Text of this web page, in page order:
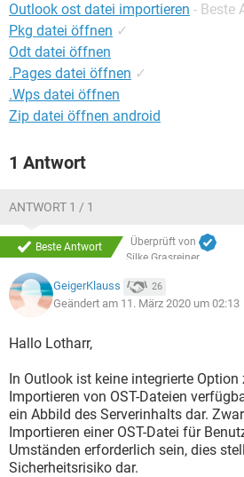
Outlook ost datei importieren - Beste
Pkg datei öffnen ✓
Odt datei öffnen
.Pages datei öffnen ✓
.Wps datei öffnen
Zip datei öffnen android
1 Antwort
ANTWORT 1 / 1
Beste Antwort
Überprüft von
Silke Grasreiner
GeigerKlauss 26
Geändert am 11. März 2020 um 02:13
Hallo Lotharr,
In Outlook ist keine integrierte
Importieren von OST-Dateien
ein Abbild des Serverinhalts dar.
Importieren einer OST-Datei für
Umständen erforderlich sein, dies
Sicherheitsrisiko dar.